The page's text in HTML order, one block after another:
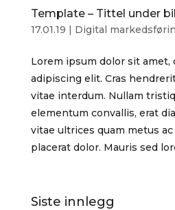
Template – Tittel under
17.01.19 | Digital
Lorem ipsum dolor sit amet,
adipiscing elit. Cras
vitae interdum. Nullam
elementum convallis, erat
vitae ultrices quam metus
placerat dolor. Mauris sed
Siste innlegg